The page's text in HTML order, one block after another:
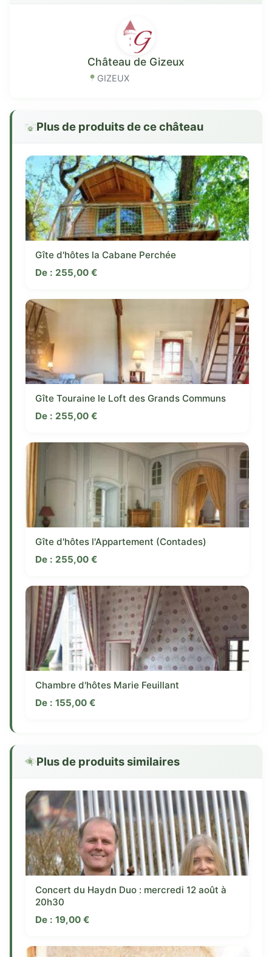
Château de Gizeux
GIZEUX
Plus de produits de ce château
Gîte d'hôtes la Cabane Perchée
De : 255,00 €
Gîte Touraine le Loft des Grands Communs
De : 255,00 €
Gîte d'hôtes l'Appartement (Contades)
De : 255,00 €
Chambre d'hôtes Marie Feuillant
De : 155,00 €
Plus de produits similaires
Concert du Haydn Duo : mercredi 12 août à
20h30
De : 19,00 €